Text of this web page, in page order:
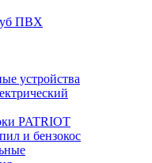
ПВХ
устройства
PATRIOT
и бензокос